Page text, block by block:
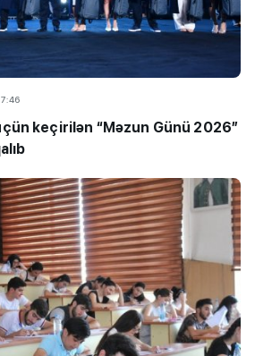
keçirilən “Məzun Günü 2026”